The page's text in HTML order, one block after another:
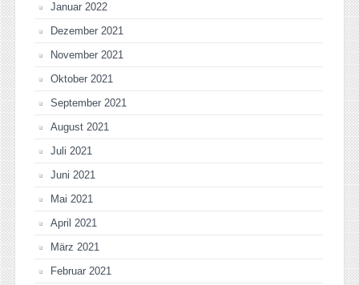
Januar 2022
Dezember 2021
November 2021
Oktober 2021
September 2021
August 2021
Juli 2021
Juni 2021
Mai 2021
April 2021
März 2021
Februar 2021